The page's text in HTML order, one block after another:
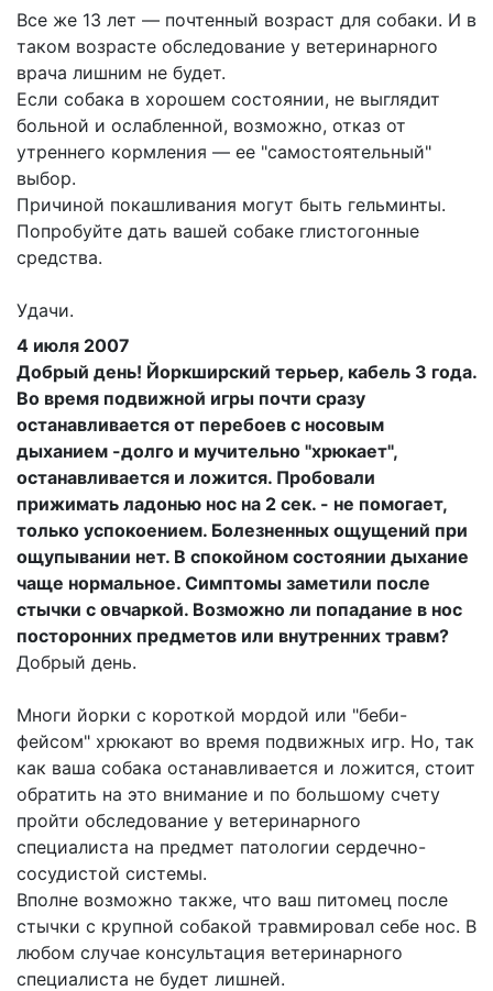
Все же 13 лет — почтенный возраст для собаки. И в
таком возрасте обследование у ветеринарного
врача лишним не будет.
Если собака в хорошем состоянии, не выглядит
больной и ослабленной, возможно, отказ от
утреннего кормления — ее "самостоятельный"
выбор.
Причиной покашливания могут быть гельминты.
Попробуйте дать вашей собаке глистогонные
средства.
Удачи.
4 июля 2007
Добрый день! Йоркширский терьер, кабель 3 года.
Во время подвижной игры почти сразу
останавливается от перебоев с носовым
дыханием -долго и мучительно "хрюкает",
останавливается и ложится. Пробовали
прижимать ладонью нос на 2 сек. - не помогает,
только успокоением. Болезненных ощущений при
ощупывании нет. В спокойном состоянии дыхание
чаще нормальное. Симптомы заметили после
стычки с овчаркой. Возможно ли попадание в нос
посторонних предметов или внутренних травм?
Добрый день.
Многи йорки с короткой мордой или "беби-
фейсом" хрюкают во время подвижных игр. Но, так
как ваша собака останавливается и ложится, стоит
обратить на это внимание и по большому счету
пройти обследование у ветеринарного
специалиста на предмет патологии сердечно-
сосудистой системы.
Вполне возможно также, что ваш питомец после
стычки с крупной собакой травмировал себе нос. В
любом случае консультация ветеринарного
специалиста не будет лишней.